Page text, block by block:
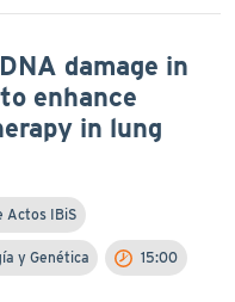
damage in
enhance
in lung
Actos IBiS
y Genética 15:00